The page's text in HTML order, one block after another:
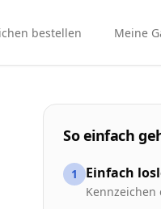
bestellen Meine
So einfach
1 Einfach